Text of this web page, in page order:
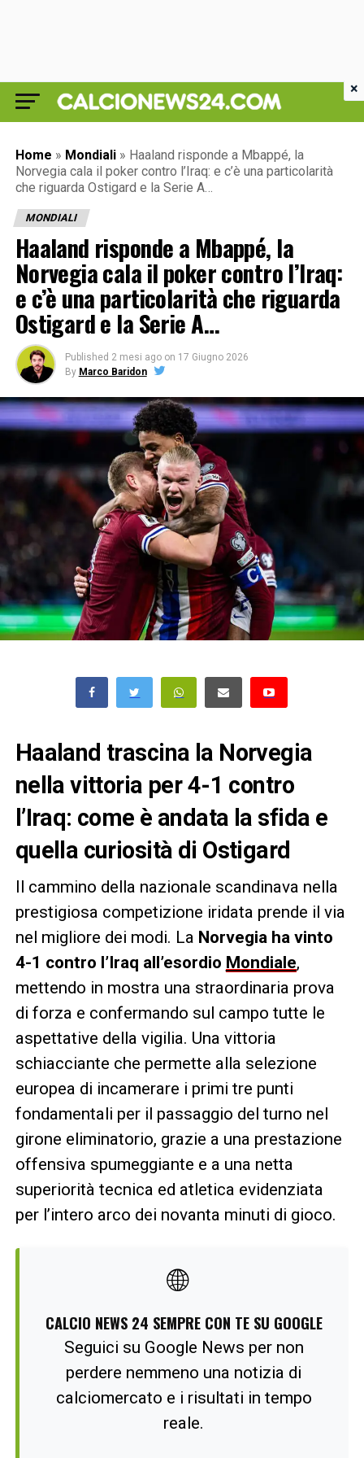
Home » Mondiali » Haaland risponde a Mbappé, la
Norvegia cala il poker contro l’Iraq: e c’è una particolarità
che riguarda Ostigard e la Serie A…
MONDIALI
Haaland risponde a Mbappé, la
Norvegia cala il poker contro l’Iraq:
e c’è una particolarità che riguarda
Ostigard e la Serie A…
Published 2 mesi ago on 17 Giugno 2026
By Marco Baridon
Haaland trascina la Norvegia
nella vittoria per 4-1 contro
l’Iraq: come è andata la sfida e
quella curiosità di Ostigard
Il cammino della nazionale scandinava nella
prestigiosa competizione iridata prende il via
nel migliore dei modi. La Norvegia ha vinto
4-1 contro l’Iraq all’esordio Mondiale,
mettendo in mostra una straordinaria prova
di forza e confermando sul campo tutte le
aspettative della vigilia. Una vittoria
schiacciante che permette alla selezione
europea di incamerare i primi tre punti
fondamentali per il passaggio del turno nel
girone eliminatorio, grazie a una prestazione
offensiva spumeggiante e a una netta
superiorità tecnica ed atletica evidenziata
per l’intero arco dei novanta minuti di gioco.
🌐
CALCIO NEWS 24 SEMPRE CON TE SU GOOGLE
Seguici su Google News per non
perdere nemmeno una notizia di
calciomercato e i risultati in tempo
reale.
×